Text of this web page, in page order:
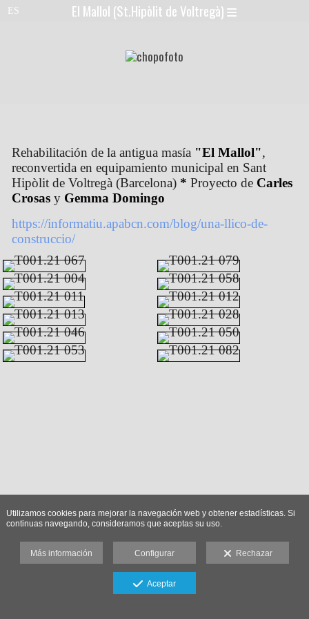
El Mallol (St.Hipòlit de Voltregà)
Rehabilitación de la antigua masía "El Mallol",
reconvertida en equipamiento municipal en Sant
Hipòlit de Voltregà (Barcelona) * Proyecto de Carles
Crosas y Gemma Domingo
https://informatiu.apabcn.com/blog/una-llico-de-
construccio/
Utilizamos cookies para mejorar la navegación web y obtener estadísticas. Si
continuas navegando, consideramos que aceptas su uso.
Más información Configurar Rechazar
Aceptar